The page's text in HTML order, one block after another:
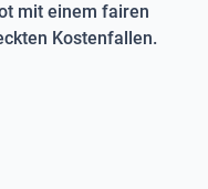
mit einem fairen
Kostenfallen.